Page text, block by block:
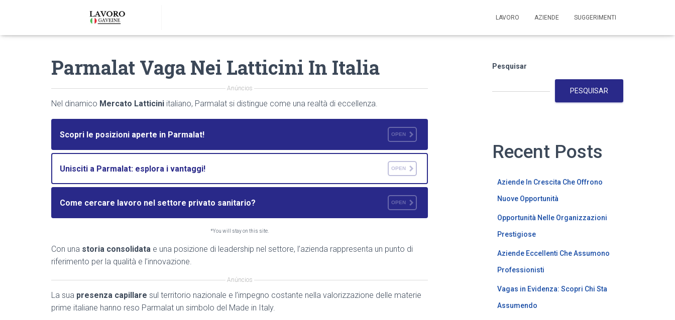
LAVORO AZIENDE SUGGERIMENTI
Parmalat Vaga Nei Latticini In Italia
Anúncios
Nel dinamico Mercato Latticini italiano, Parmalat si distingue come una realtà di eccellenza.
Scopri le posizioni aperte in Parmalat! OPEN
Unisciti a Parmalat: esplora i vantaggi! OPEN
Come cercare lavoro nel settore privato sanitario? OPEN
*You will stay on this site.
Con una storia consolidata e una posizione di leadership nel settore, l’azienda rappresenta un punto di
riferimento per la qualità e l’innovazione.
Anúncios
La sua presenza capillare sul territorio nazionale e l’impegno costante nella valorizzazione delle materie
prime italiane hanno reso Parmalat un simbolo del Made in Italy.
Pesquisar
PESQUISAR
Recent Posts
Aziende In Crescita Che Offrono
Nuove Opportunità
Opportunità Nelle Organizzazioni
Prestigiose
Aziende Eccellenti Che Assumono
Professionisti
Vagas in Evidenza: Scopri Chi Sta
Assumendo